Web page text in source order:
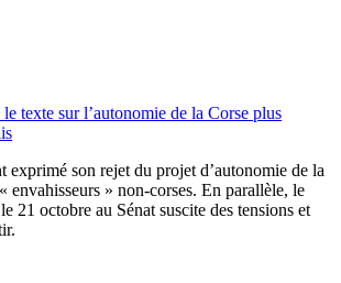
texte sur l’autonomie de la Corse plus
son rejet du projet d’autonomie de la
envahisseurs » non-corses. En parallèle, le
21 octobre au Sénat suscite des tensions et